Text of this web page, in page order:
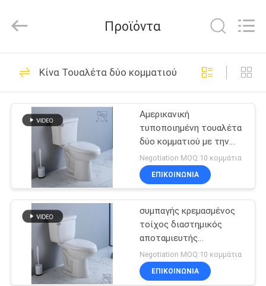
ΣΠΊΤΙ
ΠΡΟΪΌΝΤΑ
ΠΕΡΊΠΟΥ
ΕΜΕΊΣ
ΓΎΡΟΣ
ΕΡΓΟΣΤΑΣΊΩΝ
ΠΟΙΟΤΙΚΌΣ
ΈΛΕΓΧΟΣ
bathroomstoilet.com.
Reserved.
Τουαλέτες
λουτρών
21
Ενός κομματιού
τουαλέτα Siphonic
17
Προϊόντα
Κίνα Τουαλέτα δύο κομματιού
Αμερικανική
τυποποιημένη τουαλέτα
δύο κομματιού με την
10-ίντσα τραχύς-στο
ξέπλυμα σιφωνίων
Negotiation MOQ:10 κομμάτια
ΕΠΙΚΟΙΝΩΝΙΑ
συμπαγής κρεμασμένος
τοίχος διαστημικός
αποταμιευτής
720x400x800mm
τουαλετών δύο
κομματιού
Negotiation MOQ:10 κομμάτια
ΕΠΙΚΟΙΝΩΝΙΑ